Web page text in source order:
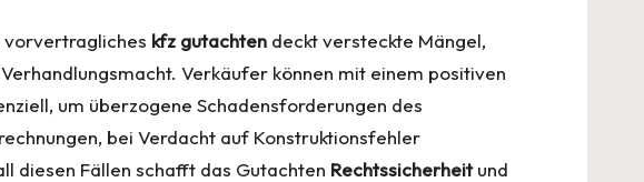
vorvertragliches kfz gutachten deckt versteckte Mängel,
Verkäufer können mit einem positiven
um überzogene Schadensforderungen des
bei Verdacht auf Konstruktionsfehler
diesen Fällen schafft das Gutachten Rechtssicherheitund